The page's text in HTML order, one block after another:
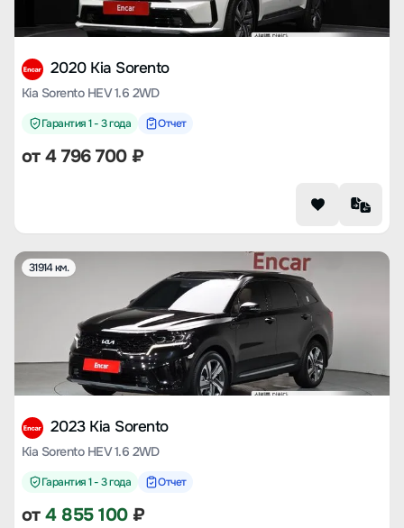
2020 Kia Sorento
Kia Sorento HEV 1.6 2WD
Гарантия 1 - 3 года Отчет
от4 796 700₽
31914 км.
2023 Kia Sorento
Kia Sorento HEV 1.6 2WD
Гарантия 1 - 3 года Отчет
от4 855 100₽